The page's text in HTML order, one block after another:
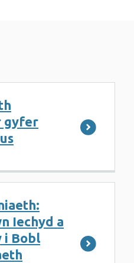
gyfer
Iechyd a
i Bobl